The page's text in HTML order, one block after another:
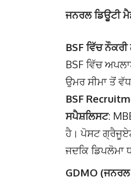
ਜਨਰਲ ਡਿਊਟੀ
BSF ਵਿੱਚ
BSF ਵਿੱਚ
ਉਮਰ ਸੀਮਾ ਤੋਂ
BSF
ਸਪੈਸ਼ਲਿਸਟ:
ਹੈ। ਪੋਸਟ
ਜਦਕਿ ਡਿਪਲੋਮਾ
GDMO